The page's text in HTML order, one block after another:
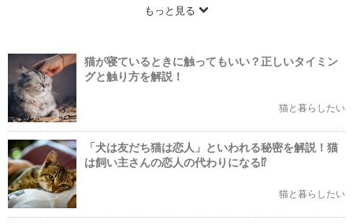
もっと見る
猫が寝ているときに触ってもいい？正しいタイミン
グと触り方を解説！
猫と暮らしたい
「犬は友だち猫は恋人」といわれる秘密を解説！猫
は飼い主さんの恋人の代わりになる⁉︎
猫と暮らしたい